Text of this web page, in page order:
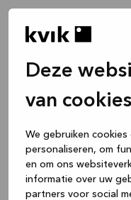
Deze
van cookies
We gebruiken
personaliseren, om
en om ons
informatie over uw
partners voor social